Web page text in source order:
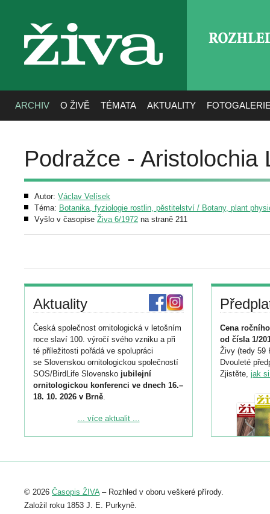
živa
ARCHIV O ŽIVĚ TÉMATA AKTUALITY
Podražce - Aristolochia
Autor: Václav Velísek
Téma: Botanika, fyziologie rostlin, pěstitelství / Botany, plant
Vyšlo v časopise Živa 6/1972 na straně 211
Aktuality
Česká společnost ornitologická v letošním
roce slaví 100. výročí svého vzniku a při
té příležitosti pořádá ve spolupráci
se Slovenskou ornitologickou společností
SOS/BirdLife Slovensko jubilejní
ornitologickou konferenci ve dnech 16.–
18. 10. 2026 v Brně.
Podrobnější informace ke konferenci
Registrovat se můžete do 6. září.
abstraktu přihlášené přednášky nebo
posteru je už 30. června.
... více aktualit ...
Cena
od čísla 1/
Živy (tedy 59
Dvouleté
Zjistěte, jak
© 2026 Časopis ŽIVA– Rozhled v oboru veškeré přírody.
Založil roku 1853 J. E. Purkyně.